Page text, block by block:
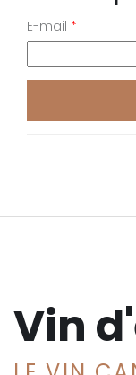
E-mail *
Vin